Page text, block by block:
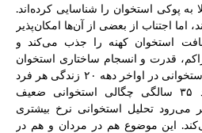
به پوکی استخوان را شناسایی کرده‌اند.
اما اجتناب از بعضی از آن‌ها امکان‌پذیر
استخوان کهنه را جذب می‌کند و
قدرت و انسجام ساختاری استخوان
تولید می‌کند. بیشترین چگالی استخوانی در اواخر دهه ۲۰ زندگی هر فرد
مشاهده می‌شود و در حدود ۳۵ سالگی چگالی استخوانی ضعیف
می‌رود تحلیل استخوانی نرخ بیشتری
این موضوع هم در مردان و هم در